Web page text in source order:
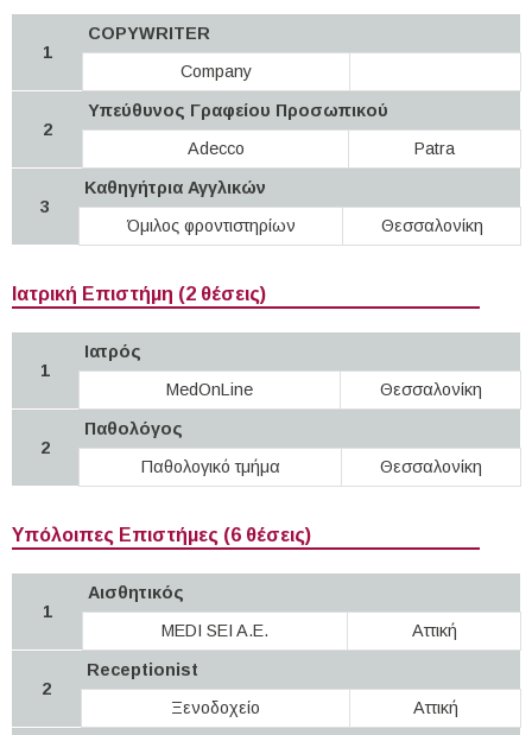
1
COPYWRITER
Company
2
Υπεύθυνος Γραφείου Προσωπικού
Adecco
Patra
3
Καθηγήτρια Αγγλικών
Όμιλος φροντιστηρίων
Θεσσαλονίκη
Ιατρική Επιστήμη (2 θέσεις)
1
Ιατρός
MedOnLine
Θεσσαλονίκη
2
Παθολόγος
Παθολογικό τμήμα
Θεσσαλονίκη
Υπόλοιπες Επιστήμες (6 θέσεις)
1
Αισθητικός
MEDI SEI A.E.
Αττική
2
Receptionist
Ξενοδοχείο
Αττική